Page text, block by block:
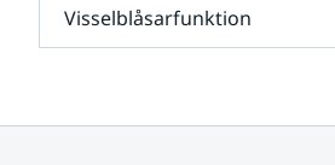
Visselblåsarfunktion